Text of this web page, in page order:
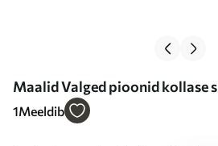
Maalid Valged pioonid kollase
lehtedega, pehmed
1Meeldib